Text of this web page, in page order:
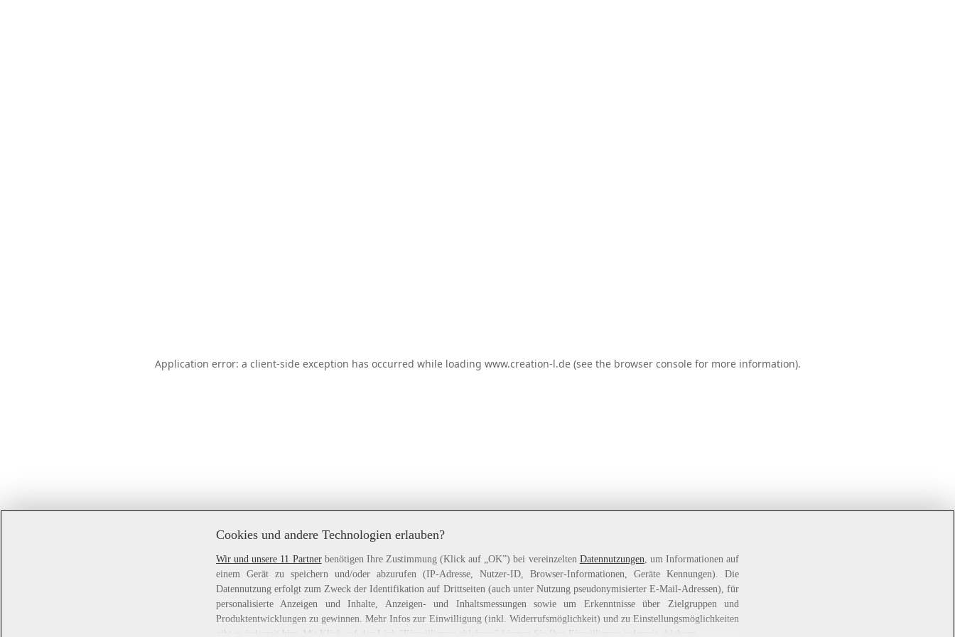
Application error: a client-side exception has occurred while loading www.creation-l.de(see the browser consolefor more information).
Cookies und andere Technologien erlauben?
Wir und unsere 11 Partnerbenötigen Ihre Zustimmung (Klick auf „OK”) bei vereinzelten Datennutzungen , um Informationen auf
einem Gerät zu speichern und/oder abzurufen (IP-Adresse, Nutzer-ID, Browser-Informationen, Geräte Kennungen). Die
Datennutzung erfolgt zum Zweck der Identifikation auf Drittseiten (auch unter Nutzung pseudonymisierter E-Mail-Adressen), für
personalisierte Anzeigen und Inhalte, Anzeigen- und Inhaltsmessungen sowie um Erkenntnisse über Zielgruppen und
Produktentwicklungen zu gewinnen. Mehr Infos zur Einwilligung (inkl. Widerrufsmöglichkeit) und zu Einstellungsmöglichkeiten
gibt es jederzeit hier . Mit Klick auf den Link "Einwilligung ablehnen" können Sie Ihre Einwilligung jederzeit ablehnen.